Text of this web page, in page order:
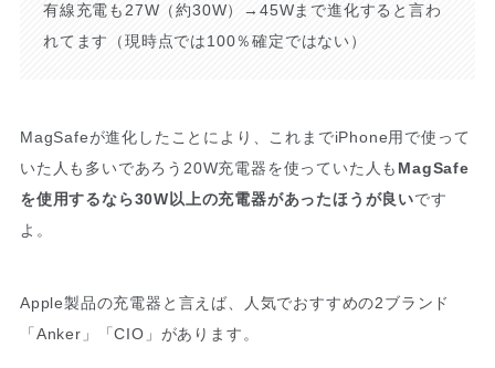
有線充電も27W（約30W）→45Wまで進化すると言わ
れてます（現時点では100％確定ではない）
MagSafeが進化したことにより、これまでiPhone用で使って
いた人も多いであろう20W充電器を使っていた人も MagSafe
を使用するなら30W以上の充電器があったほうが良いです
よ。
Apple製品の充電器と言えば、人気でおすすめの2ブランド
「Anker」「CIO」があります。